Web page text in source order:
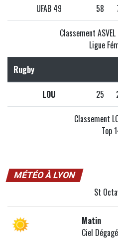
UFAB 49 58
Classement
Ligue
Rugby
LOU 25
Classement
Top
MÉTÉO À LYON
St
Matin
Ciel